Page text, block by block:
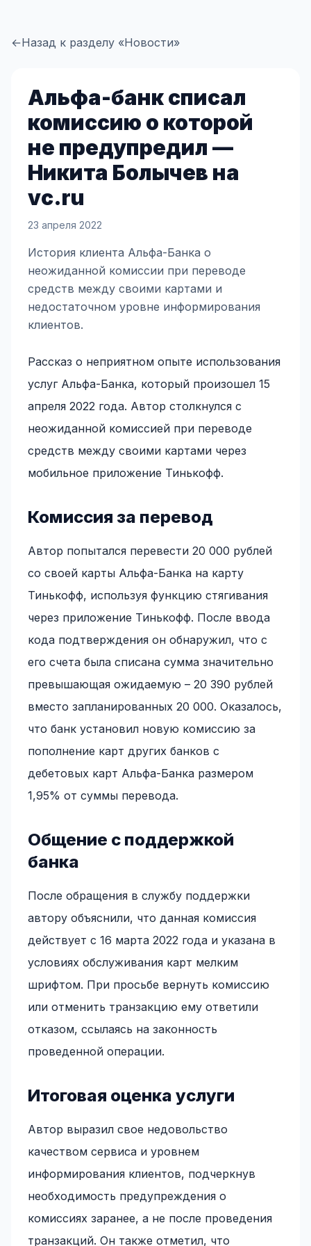
←Назад к разделу «Новости»
Альфа-банк списал
комиссию о которой
не предупредил —
Никита Болычев на
vc.ru
23 апреля 2022
История клиента Альфа-Банка о
неожиданной комиссии при переводе
средств между своими картами и
недостаточном уровне информирования
клиентов.
Рассказ о неприятном опыте использования
услуг Альфа-Банка, который произошел 15
апреля 2022 года. Автор столкнулся с
неожиданной комиссией при переводе
средств между своими картами через
мобильное приложение Тинькофф.
Комиссия за перевод
Автор попытался перевести 20 000 рублей
со своей карты Альфа-Банка на карту
Тинькофф, используя функцию стягивания
через приложение Тинькофф. После ввода
кода подтверждения он обнаружил, что с
его счета была списана сумма значительно
превышающая ожидаемую – 20 390 рублей
вместо запланированных 20 000. Оказалось,
что банк установил новую комиссию за
пополнение карт других банков с
дебетовых карт Альфа-Банка размером
1,95% от суммы перевода.
Общение с поддержкой
банка
После обращения в службу поддержки
автору объяснили, что данная комиссия
действует с 16 марта 2022 года и указана в
условиях обслуживания карт мелким
шрифтом. При просьбе вернуть комиссию
или отменить транзакцию ему ответили
отказом, ссылаясь на законность
проведенной операции.
Итоговая оценка услуги
Автор выразил свое недовольство
качеством сервиса и уровнем
информирования клиентов, подчеркнув
необходимость предупреждения о
комиссиях заранее, а не после проведения
транзакций. Он также отметил, что